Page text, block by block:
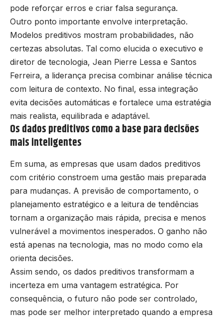
pode reforçar erros e criar falsa segurança.
Outro ponto importante envolve interpretação.
Modelos preditivos mostram probabilidades, não
certezas absolutas. Tal como elucida o executivo e
diretor de tecnologia, Jean Pierre Lessa e Santos
Ferreira, a liderança precisa combinar análise técnica
com leitura de contexto. No final, essa integração
evita decisões automáticas e fortalece uma estratégia
mais realista, equilibrada e adaptável.
Os dados preditivos como a base para decisões
mais inteligentes
Em suma, as empresas que usam dados preditivos
com critério constroem uma gestão mais preparada
para mudanças. A previsão de comportamento, o
planejamento estratégico e a leitura de tendências
tornam a organização mais rápida, precisa e menos
vulnerável a movimentos inesperados. O ganho não
está apenas na tecnologia, mas no modo como ela
orienta decisões.
Assim sendo, os dados preditivos transformam a
incerteza em uma vantagem estratégica. Por
consequência, o futuro não pode ser controlado,
mas pode ser melhor interpretado quando a empresa